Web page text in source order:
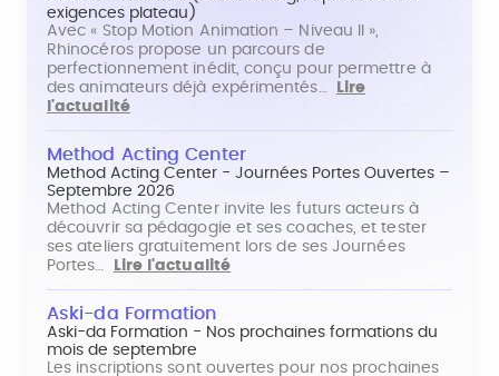
exigences plateau)
Avec « Stop Motion Animation – Niveau II »,
Rhinocéros propose un parcours de
perfectionnement inédit, conçu pour permettre à
des animateurs déjà expérimentés…
Lire
l'actualité
Method Acting Center
Method Acting Center - Journées Portes Ouvertes –
Septembre 2026
Method Acting Center invite les futurs acteurs à
découvrir sa pédagogie et ses coaches, et tester
ses ateliers gratuitement lors de ses Journées
Portes…
Lire l'actualité
Aski-da Formation
Aski-da Formation - Nos prochaines formations du
mois de septembre
Les inscriptions sont ouvertes pour nos prochaines